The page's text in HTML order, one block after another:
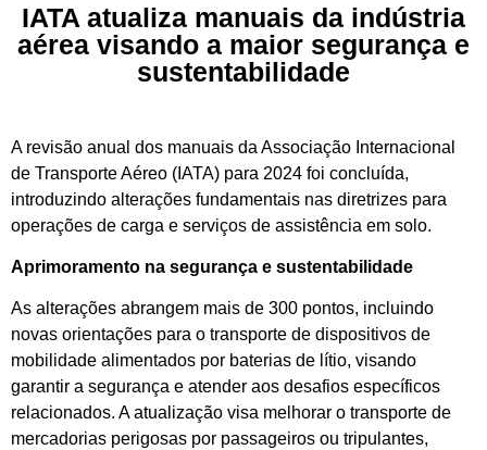
IATA atualiza manuais da indústria
aérea visando a maior segurança e
sustentabilidade
A revisão anual dos manuais da Associação Internacional
de Transporte Aéreo (IATA) para 2024 foi concluída,
introduzindo alterações fundamentais nas diretrizes para
operações de carga e serviços de assistência em solo.
Aprimoramento na segurança e sustentabilidade
As alterações abrangem mais de 300 pontos, incluindo
novas orientações para o transporte de dispositivos de
mobilidade alimentados por baterias de lítio, visando
garantir a segurança e atender aos desafios específicos
relacionados. A atualização visa melhorar o transporte de
mercadorias perigosas por passageiros ou tripulantes,